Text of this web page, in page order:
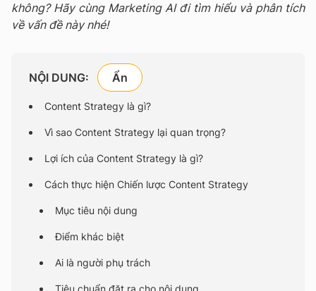
không? Hãy cùng Marketing AI đi tìm hiểu và phân tích
về vấn đề này nhé!
NỘI DUNG:
Content Strategy là gì?
Vì sao Content Strategy lại quan trọng?
Lợi ích của Content Strategy là gì?
Cách thực hiện Chiến lược Content Strategy
Mục tiêu nội dung
Điểm khác biệt
Ai là người phụ trách
Tiêu chuẩn đặt ra cho nội dung